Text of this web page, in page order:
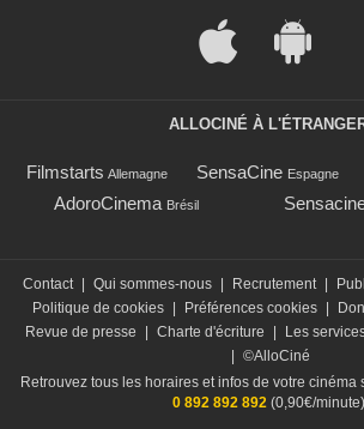
ALLOCINÉ À
Filmstarts Allemagne SensaCine Espagne
AdoroCinema Brésil
Contact Qui sommes-nous Recrutement
Politique de cookies
Préférences cookies
Revue de presse
Charte d'écriture Les
©AlloCiné
Retrouvez tous les horaires et infos de votre cinéma
0 892 892 892(0,90€/minute)